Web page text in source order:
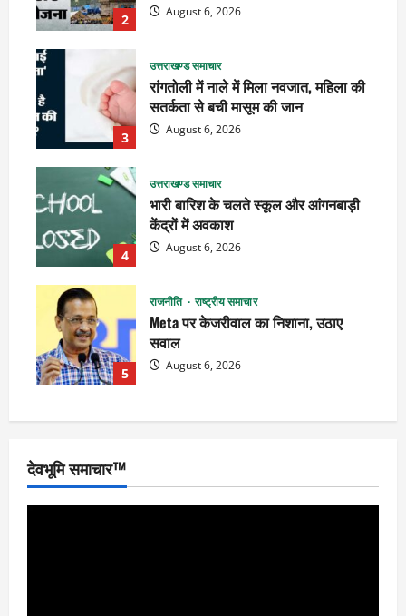
2 August 6, 2026
3
उत्तराखण्ड समाचार
रांगतोली में नाले में मिला नवजात, महिला की
सतर्कता से बची मासूम की जान
August 6, 2026
4
उत्तराखण्ड समाचार
भारी बारिश के चलते स्कूल और आंगनबाड़ी
केंद्रों में अवकाश
August 6, 2026
5
राजनीति राष्ट्रीय समाचार
Meta पर केजरीवाल का निशाना, उठाए
सवाल
August 6, 2026
देवभूमि समाचार™